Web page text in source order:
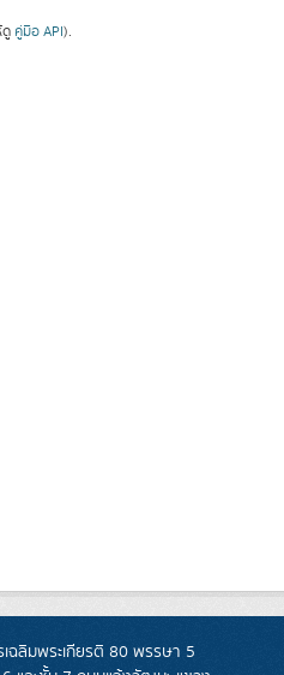
ดู คู่มือ API).
ฉลิมพระเกียรติ 80 พรรษา 5